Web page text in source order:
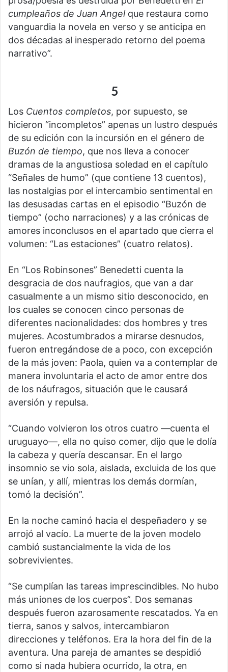
cumpleaños de Juan Angelque restaura como
vanguardia la novela en verso y se anticipa en
dos décadas al inesperado retorno del poema
narrativo”.
5
Los Cuentos completos, por supuesto, se
hicieron “incompletos” apenas un lustro después
de su edición con la incursión en el género de
Buzón de tiempo, que nos lleva a conocer
dramas de la angustiosa soledad en el capítulo
“Señales de humo” (que contiene 13 cuentos),
las nostalgias por el intercambio sentimental en
las desusadas cartas en el episodio “Buzón de
tiempo” (ocho narraciones) y a las crónicas de
amores inconclusos en el apartado que cierra el
volumen: “Las estaciones” (cuatro relatos).
En “Los Robinsones” Benedetti cuenta la
desgracia de dos naufragios, que van a dar
casualmente a un mismo sitio desconocido, en
los cuales se conocen cinco personas de
diferentes nacionalidades: dos hombres y tres
mujeres. Acostumbrados a mirarse desnudos,
fueron entregándose de a poco, con excepción
de la más joven: Paola, quien va a contemplar de
manera involuntaria el acto de amor entre dos
de los náufragos, situación que le causará
aversión y repulsa.
“Cuando volvieron los otros cuatro —cuenta el
uruguayo—, ella no quiso comer, dijo que le dolía
la cabeza y quería descansar. En el largo
insomnio se vio sola, aislada, excluida de los que
se unían, y allí, mientras los demás dormían,
tomó la decisión”.
En la noche caminó hacia el despeñadero y se
arrojó al vacío. La muerte de la joven modelo
cambió sustancialmente la vida de los
sobrevivientes.
“Se cumplían las tareas imprescindibles. No hubo
más uniones de los cuerpos”. Dos semanas
después fueron azarosamente rescatados. Ya en
tierra, sanos y salvos, intercambiaron
direcciones y teléfonos. Era la hora del fin de la
aventura. Una pareja de amantes se despidió
como si nada hubiera ocurrido, la otra, en